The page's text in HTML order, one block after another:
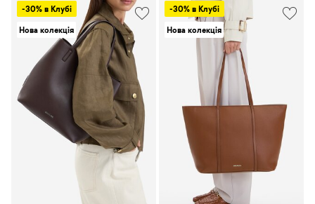
-30% в Клубі
Нова колекція
-30% в Клубі
Нова колекція